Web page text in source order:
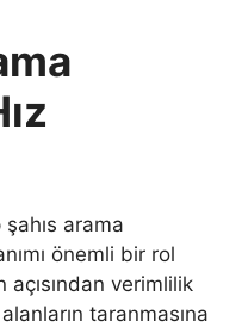
şahıs arama
önemli bir rol
açısından verimlilik
taranmasına